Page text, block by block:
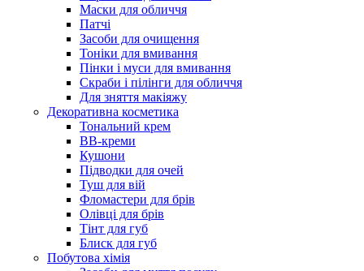
Маски для обличчя
Патчі
Засоби для очищення
Тоніки для вмивання
Пінки і муси для вмивання
Скраби і пілінги для обличчя
Для зняття макіяжу
Декоративна косметика
Тональний крем
BB-креми
Кушони
Підводки для очей
Туш для вій
Фломастери для брів
Олівці для брів
Тінт для губ
Блиск для губ
Побутова хімія